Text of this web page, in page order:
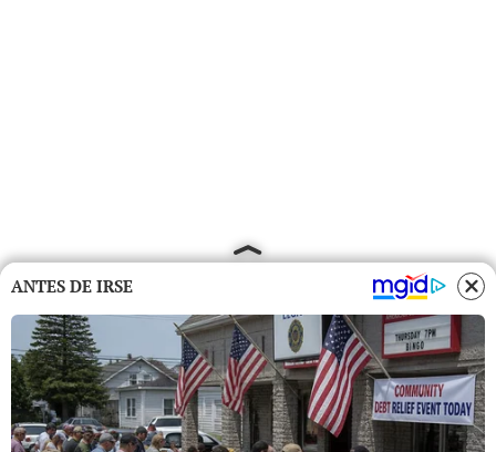
ANTES DE IRSE